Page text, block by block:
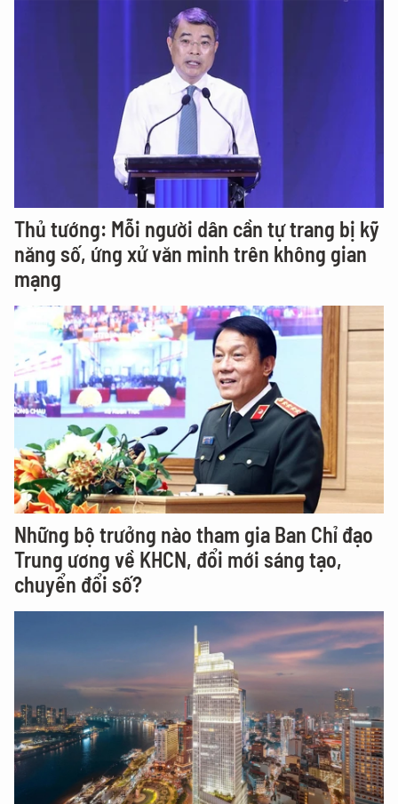
Thủ tướng: Mỗi người dân cần tự trang bị kỹ
năng số, ứng xử văn minh trên không gian
mạng
Những bộ trưởng nào tham gia Ban Chỉ đạo
Trung ương về KHCN, đổi mới sáng tạo,
chuyển đổi số?